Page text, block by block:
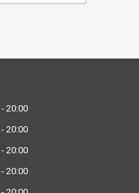
20:00
20:00
20:00
20:00